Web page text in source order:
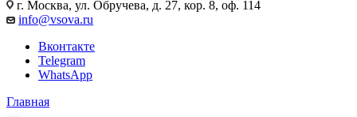
г. Москва, ул. Обручева, д. 27, кор. 8, оф. 114
info@vsova.ru
Вконтакте
Telegram
WhatsApp
Главная